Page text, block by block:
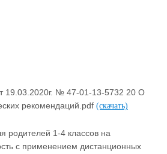
№ 47-01-13-5732 20 О
рекомендаций.pdf (скачать)
родителей 1-4 классов на
с применением дистанционных